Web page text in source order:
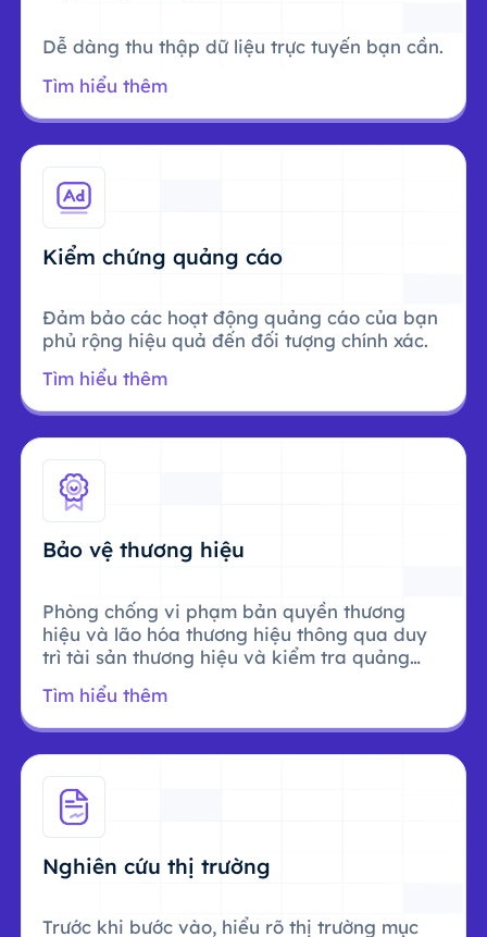
Dễ dàng thu thập dữ liệu trực tuyến bạn cần.
Tìm hiểu thêm
Kiểm chứng quảng cáo
Đảm bảo các hoạt động quảng cáo của bạn
phủ rộng hiệu quả đến đối tượng chính xác.
Tìm hiểu thêm
Bảo vệ thương hiệu
Phòng chống vi phạm bản quyền thương
hiệu và lão hóa thương hiệu thông qua duy
trì tài sản thương hiệu và kiểm tra quảng
Tìm hiểu thêm
Nghiên cứu thị trường
Trước khi bước vào, hiểu rõ thị trường mục